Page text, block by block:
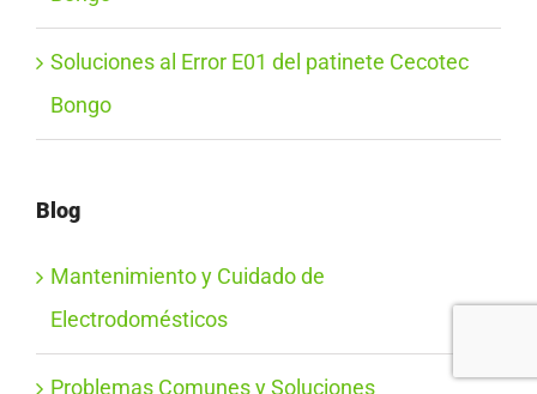
Soluciones al Error E01 del patinete Cecotec
Bongo
Blog
Mantenimiento y Cuidado de
Electrodomésticos
Problemas Comunes y Soluciones